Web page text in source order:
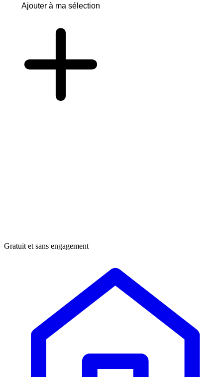
Ajouter à ma sélection
Gratuit et sans engagement